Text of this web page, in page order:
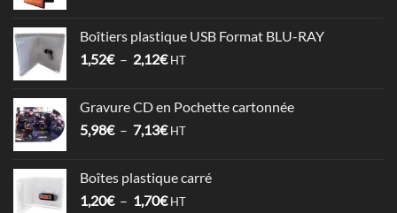
1,53€
à
Boîtiers plastique USB Format BLU-RAY
1,52€ – 2,12€Plage
1,52€
à
HT
Gravure CD en Pochette cartonnée
5,98€ – 7,13€Plage
5,98€
à
HT
Boîtes plastique carré
1,20€ – 1,70€Plage
HT